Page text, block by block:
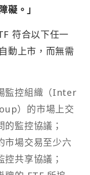
礙。」
符合以下任一
動上市，而無需
監控組織（Inter
）的市場上交
監控協議；
市場交易至少六
共享協議；